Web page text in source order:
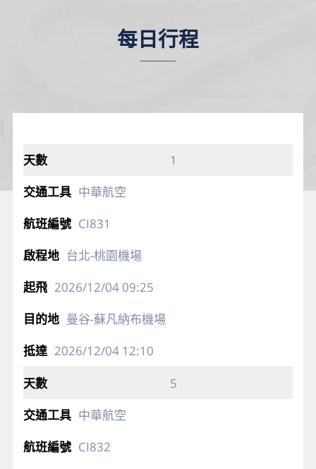
每日行程
1
中華航空
CI831
台北-桃園機場
2026/12/0409:25
曼谷-蘇凡納布機場
2026/12/0412:10
5
中華航空
CI832